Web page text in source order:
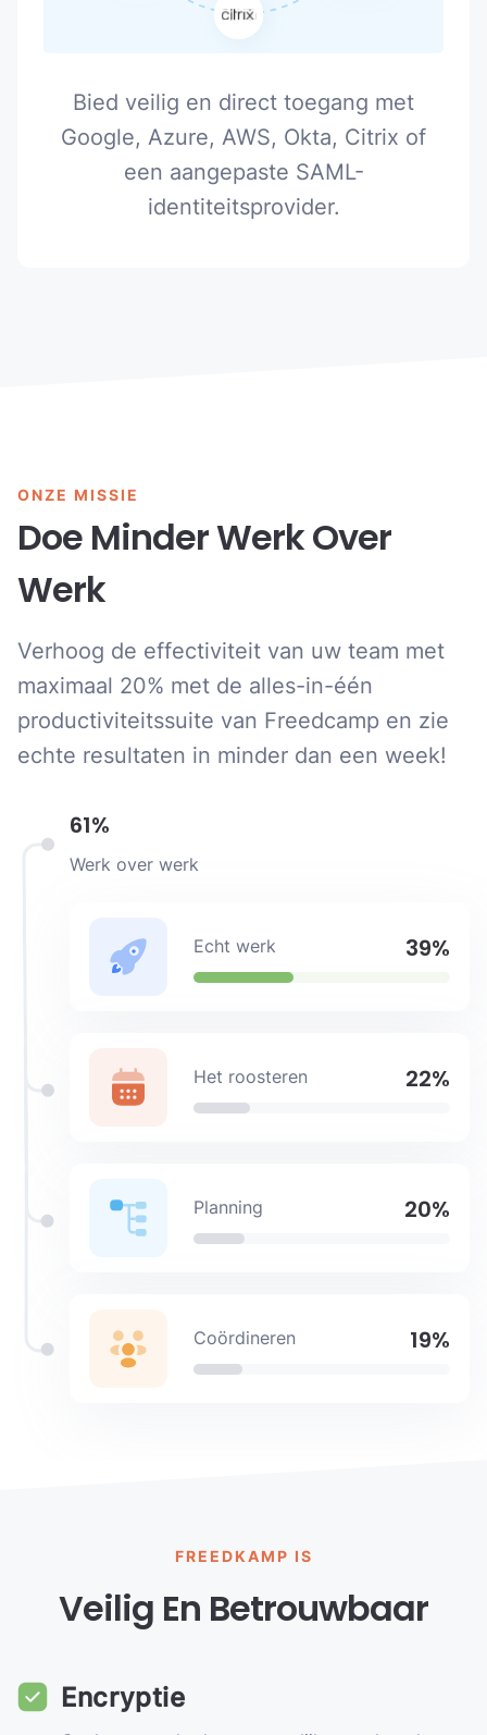
Bied veilig en direct toegang met
Google, Azure, AWS, Okta, Citrix of
een aangepaste SAML-
identiteitsprovider.
ONZE MISSIE
Doe Minder Werk Over
Werk
Verhoog de effectiviteit van uw team met
maximaal 20% met de alles-in-één
productiviteitssuite van Freedcamp en zie
echte resultaten in minder dan een week!
61%
Werk over werk
Echt werk 39%
Het roosteren 22%
Planning 20%
Coördineren 19%
FREEDKAMP IS
Veilig En Betrouwbaar
Encryptie